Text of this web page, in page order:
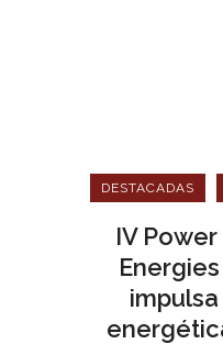
DESTACADAS
IV